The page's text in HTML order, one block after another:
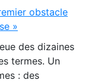
obstacle
»
des dizaines
termes. Un
: des